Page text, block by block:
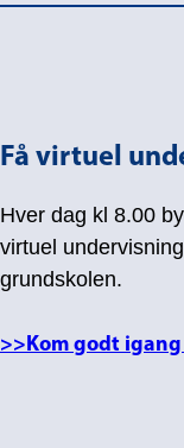
Få virtuel
Hver dag kl 8.00
virtuel
grundskolen.
>>Kom godt